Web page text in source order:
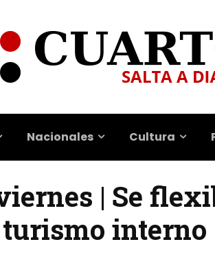
Nacionales Cultura
| Se
interno